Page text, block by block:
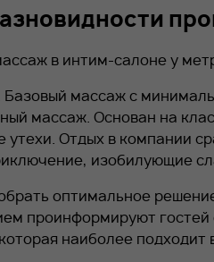
в интим-салоне у
Базовый массаж с
массаж. Основан на
утехи. Отдых в компании
изобилующие
оптимальное
проинформируют
наиболее подходит